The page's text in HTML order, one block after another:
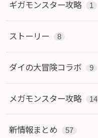
ギガモンスター攻略 1
ストーリー 8
ダイの大冒険コラボ 9
メガモンスター攻略 14
新情報まとめ 57